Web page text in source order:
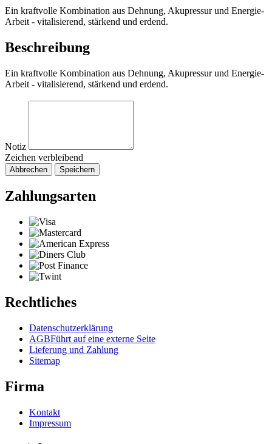
Ein kraftvolle Kombination aus Dehnung, Akupressur und Energie-
Arbeit - vitalisierend, stärkend und erdend.
Beschreibung
Ein kraftvolle Kombination aus Dehnung, Akupressur und Energie-
Arbeit - vitalisierend, stärkend und erdend.
Notiz
Zeichen verbleibend
Abbrechen Speichern
Zahlungsarten
Rechtliches
Datenschutzerklärung
AGBFührt auf eine externe Seite
Lieferung und Zahlung
Sitemap
Firma
Kontakt
Impressum